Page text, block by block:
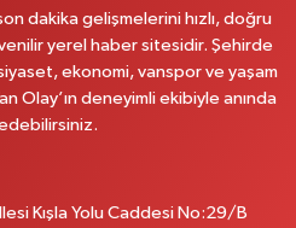
dakika gelişmelerini hızlı, doğru
yerel haber sitesidir. Şehirde
ekonomi, vanspor ve yaşam
Olay’ın deneyimli ekibiyle anında
Kışla Yolu Caddesi No:29/B